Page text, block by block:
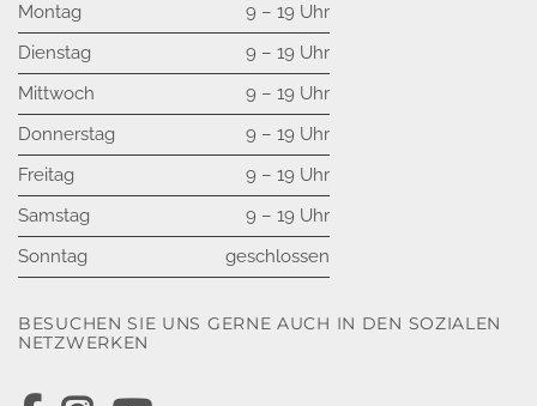
Blick aufs ProvenExpert-Profil werfen
05.08.2026
Montag
9 – 19 Uhr
Dienstag
9 – 19 Uhr
Mittwoch
9 – 19 Uhr
Donnerstag
9 – 19 Uhr
Freitag
9 – 19 Uhr
Samstag
9 – 19 Uhr
Sonntag
geschlossen
BESUCHEN SIE UNS GERNE AUCH IN DEN SOZIALEN
NETZWERKEN